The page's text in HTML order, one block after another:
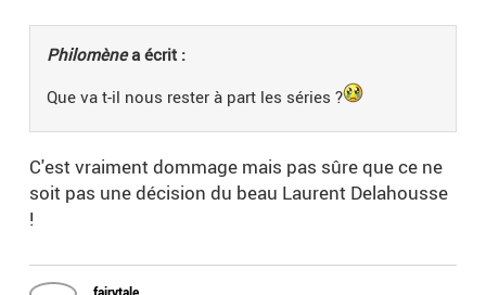
Philomènea écrit :
Que va t-il nous rester à part les séries ?
C'est vraiment dommage mais pas sûre que ce ne
soit pas une décision du beau Laurent Delahousse
!